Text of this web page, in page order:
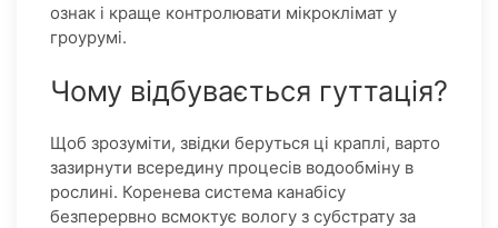
ознак і краще контролювати мікроклімат у
гроурумі.
Чому відбувається гуттація?
Щоб зрозуміти, звідки беруться ці краплі, варто
зазирнути всередину процесів водообміну в
рослині. Коренева система канабісу
безперервно всмоктує вологу з субстрату за